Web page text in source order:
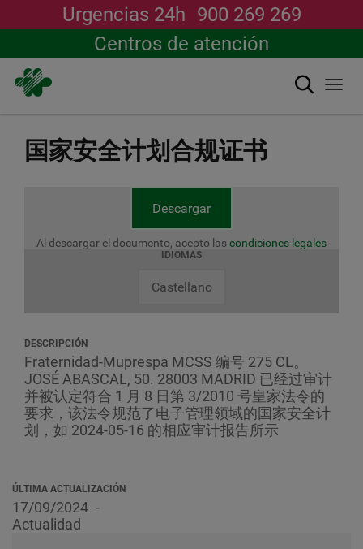
Urgencias 24h 900 269 269
Centros de atención
搜索
国家安全计划合规证书
Descargar
Al descargar el documento, acepto lascondiciones legales
IDIOMAS
Castellano
DESCRIPCIÓN
Fraternidad-Muprespa MCSS 编号 275 CL。
JOSÉ ABASCAL, 50. 28003 MADRID 已经过审计
并被认定符合 1 月 8 日第 3/2010 号皇家法令的
要求，该法令规范了电子管理领域的国家安全计
划，如 2024-05-16 的相应审计报告所示
ÚLTIMA ACTUALIZACIÓN
17/09/2024
Actualidad